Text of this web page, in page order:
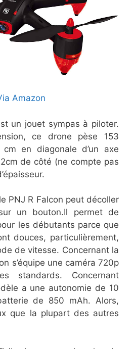
Amazon
un jouet sympas à piloter.
ce drone pèse 153
en diagonale d’un axe
de côté (ne compte pas
PNJ R Falcon peut décoller
un bouton.Il permet de
les débutants parce que
douces, particulièrement,
de vitesse. Concernant la
s’équipe une caméra 720p
standards. Concernant
a une autonomie de 10
de 850 mAh. Alors,
que la plupart des autres